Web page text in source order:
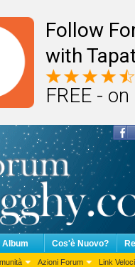
Follow
with
FREE -
Azioni Forum Link Veloci
Album Cos'è Nuovo?